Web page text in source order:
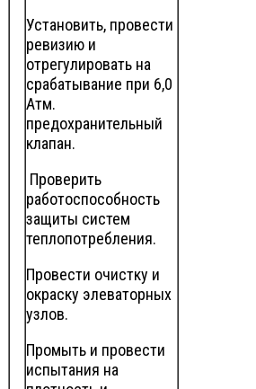
Установить, провести
ревизию и
отрегулировать на
срабатывание при 6,0
Атм.
предохранительный
клапан.
Проверить
работоспособность
защиты систем
теплопотребления.
Провести очистку и
окраску элеваторных
узлов.
Промыть и провести
испытания на